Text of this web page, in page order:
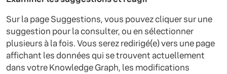
Sur la page Suggestions, vous pouvez cliquer sur une
suggestion pour la consulter, ou en sélectionner
plusieurs à la fois. Vous serez redirigé(e) vers une page
affichant les données qui se trouvent actuellement
dans votre Knowledge Graph, les modifications